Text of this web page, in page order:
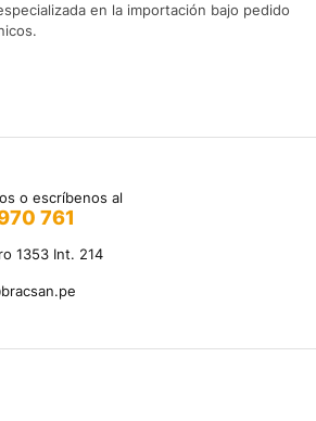
en la importación bajo pedido
o escríbenos al
761
1353 Int. 214